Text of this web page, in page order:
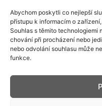
Abychom poskytli co nejlepší
přístupu k informacím o
Souhlas s těmito technologiemi
chování při procházení nebo
nebo odvolání souhlasu může
funkce.
PRIM TODAY
PRODUCTION
TECHNOLOGY